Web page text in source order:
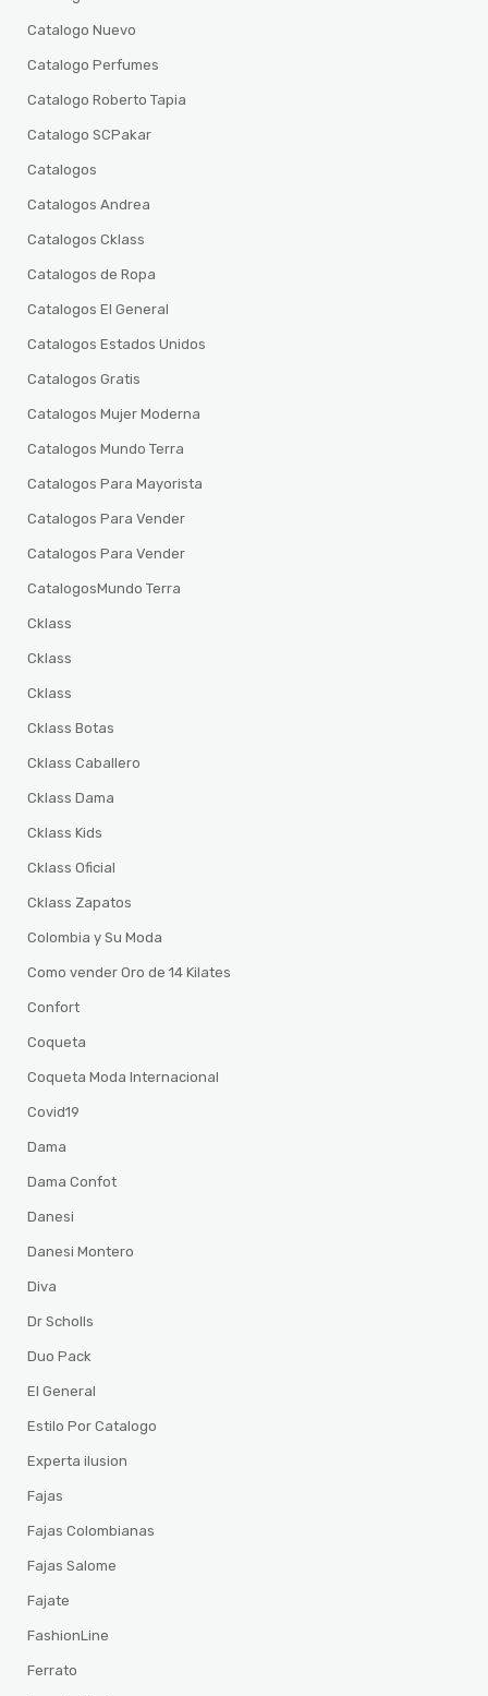
Catalogo Nuevo
Catalogo Perfumes
Catalogo Roberto Tapia
Catalogo SCPakar
Catalogos
Catalogos Andrea
Catalogos Cklass
Catalogos de Ropa
Catalogos El General
Catalogos Estados Unidos
Catalogos Gratis
Catalogos Mujer Moderna
Catalogos Mundo Terra
Catalogos Para Mayorista
Catalogos Para Vender
Catalogos Para Vender
CatalogosMundo Terra
Cklass
Cklass
Cklass
Cklass Botas
Cklass Caballero
Cklass Dama
Cklass Kids
Cklass Oficial
Cklass Zapatos
Colombia y Su Moda
Como vender Oro de 14 Kilates
Confort
Coqueta
Coqueta Moda Internacional
Covid19
Dama
Dama Confot
Danesi
Danesi Montero
Diva
Dr Scholls
Duo Pack
El General
Estilo Por Catalogo
Experta ilusion
Fajas
Fajas Colombianas
Fajas Salome
Fajate
FashionLine
Ferrato